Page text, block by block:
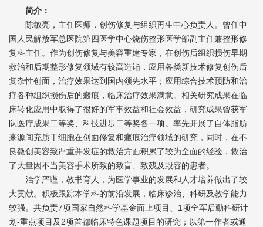
简介：
陈敏亮，主任医师，创伤修复与组织再生中心负责人。曾任中
国人民解放军总医院第四医学中心烧伤整形医学部副主任兼整形修
复科主任。作为创伤修复与美容重建专家，在创伤后组织损伤早期
救治和后期整形修复领域有较高造诣，应用各类新技术修复创伤后
复杂性创面，治疗效果达到国内领先水平；应用综合技术预防和治
疗各种组织损伤后的瘢痕，临床治疗效果满意。相关研究成果在临
床转化应用中取得了很好的军事效益和社会效益，研究成果曾获军
队医疗成果二等奖、科技进步二等奖各一项。率先开展了自体脂肪
来源间充质干细胞在创面修复和瘢痕治疗领域的研究，同时，在不
良微创美容致严重并发症的救治方面积累了较为全面的经验，救治
了大量因不当美容手术所致的致盲、致残及毁容的患者。
治学严谨，教书育人，为医学事业的发展和人才培养做出了较
大贡献。积极跟踪本学科的前沿发展，临床诊治、科研及教学能力
较强。共负责7项国家自然科学基金面上项目、1项全军后勤科研计
划-重点项目及2项首都临床特色课题项目的研究；以第一作者或通